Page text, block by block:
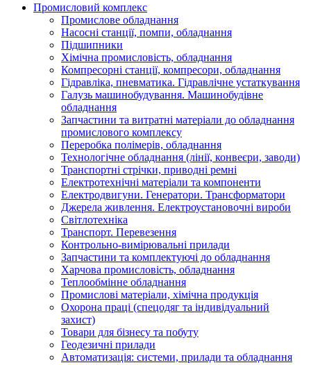
Промисловий комплекс
Промислове обладнання
Насосні станції, помпи, обладнання
Підшипники
Хімічна промисловість, обладнання
Компресорні станції, компресори, обладнання
Гідравліка, пневматика. Гідравлічне устаткування
Галузь машинобудування. Машинобудівне
обладнання
Запчастини та витратні матеріали до обладнання
промислового комплексу
Переробка полімерів, обладнання
Технологічне обладнання (лінії, конвеєри, заводи)
Транспортні стрічки, приводні ремні
Електротехнічні матеріали та компоненти
Електродвигуни. Генератори. Трансформатори
Джерела живлення. Електроустановочні вироби
Світлотехніка
Транспорт. Перевезення
Контрольно-вимірювальні прилади
Запчастини та комплектуючі до обладнання
Харчова промисловість, обладнання
Теплообмінне обладнання
Промислові матеріали, хімічна продукція
Охорона праці (спецодяг та індивідуальний
захист)
Товари для бізнесу та побуту
Геодезичні прилади
Автоматизація: системи, прилади та обладнання